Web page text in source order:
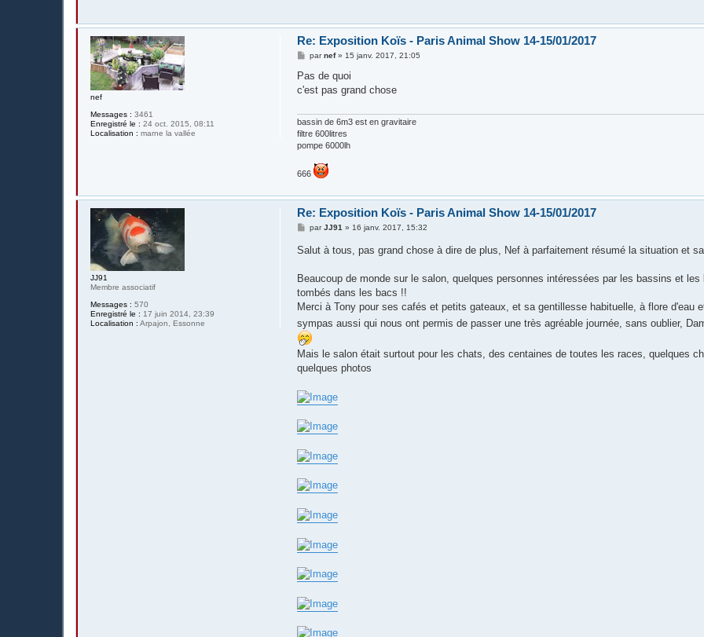
nef
Messages : 3461
Enregistré le : 24 oct. 2015, 08:11
Localisation : marne la vallée
Re: Exposition Koïs - Paris Animal Show 14-15/01/2017
M
s
a
parnef» 15 janv. 2017, 21:05
Pas de quoi
c'est pas grand chose
bassin de 6m3 est en gravitaire
filtre 600litres
pompe 6000lh
666
JJ91
Membre associatif
Messages : 570
Enregistré le : 17 juin 2014, 23:39
Localisation : Arpajon, Essonne
Re: Exposition Koïs - Paris Animal Show 14-15/01/2017
M
s
s
e
parJJ91 » 16 janv. 2017, 15:32
Salut à tous, pas grand chose à dire de plus, Nef à parfaitement résumé la situation et
Beaucoup de monde sur le salon, quelques personnes intéressées par les bassins et
tombés dans les bacs !!
Merci à Tony pour ses cafés et petits gateaux, et sa gentillesse habituelle, à flore d'eau
sympas aussi qui nous ont permis de passer une très agréable journée, sans oublier,
Mais le salon était surtout pour les chats, des centaines de toutes les races, quelques
quelques photos